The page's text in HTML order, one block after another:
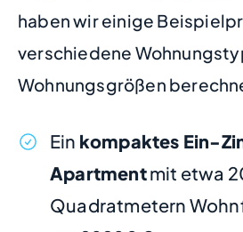
haben wir einige
verschiedene
Wohnungsgrößen
Ein kompaktes Ein-
Apartmentmit etwa
Quadratmetern